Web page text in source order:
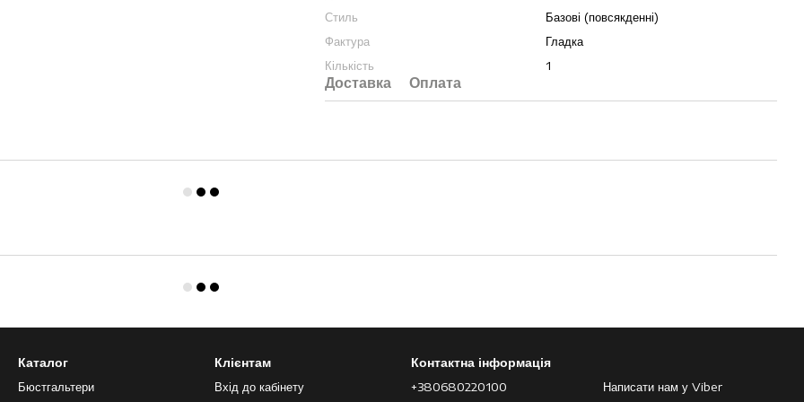
Стиль
Базові (повсякденні)
Фактура
Гладка
Кількість
1
Доставка Оплата
Каталог
Бюстгальтери
Клієнтам
Вхід до кабінету
Контактна інформація
+380680220100 Написати нам у Viber